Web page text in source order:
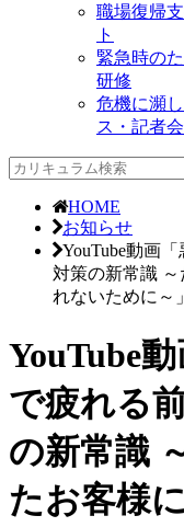
職場復帰
ト
緊急時の
研修
危機に瀕
ス・記者会
HOME
お知らせ
YouTube動画
対策の新常識
れないために～
YouTube
で疲れる
の新常識
たお客様